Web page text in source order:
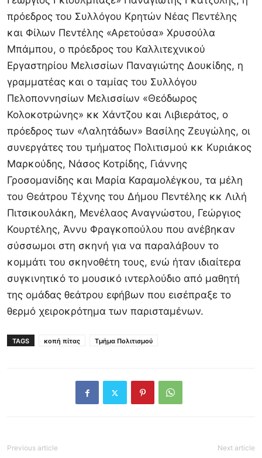
πρόεδρος του Συλλόγου Κρητών Νέας Πεντέλης
και Φίλων Πεντέλης «Αρετούσα» Χρυσούλα
Μπάμπου, ο πρόεδρος του Καλλιτεχνικού
Εργαστηρίου Μελισσίων Παναγιώτης Δουκίδης, η
γραμματέας και ο ταμίας του Συλλόγου
Πελοποννησίων Μελισσίων «Θεόδωρος
Κολοκοτρώνης» κκ Χάντζου και Λιβιεράτος, ο
πρόεδρος των «Λαλητάδων» Βασίλης Ζευγώλης, οι
συνεργάτες του τμήματος Πολιτισμού κκ Κυριάκος
Μαρκούδης, Νάσος Κοτρίδης, Γιάννης
Γροσομανίδης και Μαρία Καραμολέγκου, τα μέλη
του Θεάτρου Τέχνης του Δήμου Πεντέλης κκ Λιλή
Πιτσικουλάκη, Μενέλαος Αναγνώστου, Γεώργιος
Κουρτέλης, Άννυ Φραγκοπούλου που ανέβηκαν
σύσσωμοι στη σκηνή για να παραλάβουν το
κομμάτι του σκηνοθέτη τους, ενώ ήταν ιδιαίτερα
συγκινητικό το μουσικό ιντερλούδιο από μαθητή
της ομάδας θεάτρου εφήβων που εισέπραξε το
θερμό χειροκρότημα των παρισταμένων.
TAGS κοπή πίτας Τμήμα Πολιτισμού
Previous article Next article